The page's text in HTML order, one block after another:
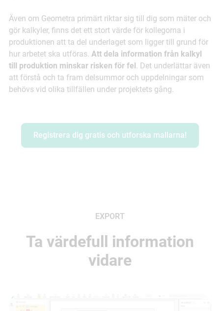
Även om Geometra primärt riktar sig till dig som mäter och
gör kalkyler, finns det ett stort värde för kollegorna i
produktionen att ta del underlaget som ligger till grund för
hur arbetet ska utföras. Att dela information från kalkyl
till produktion minskar risken för fel. Det underlättar även
att förstå och ta fram delsummor och uppdelningar som
behövs vid olika tillfällen under projektets gång.
Registrera dig gratis och utforska mallarna!
EXPORT
Ta värdefull information
vidare